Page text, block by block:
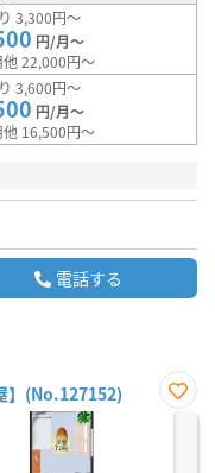
3,300円～
円/月～
22,000円～
3,600円～
円/月～
16,500円～
電話する
】(No.127152)
お気